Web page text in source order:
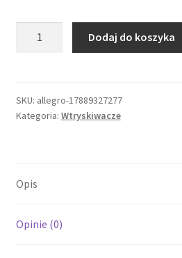
nakrętka
szpilka
Dodaj do koszyka
SKU: allegro-17889327277
Kategoria: Wtryskiwacze
Opis
Opinie (0)